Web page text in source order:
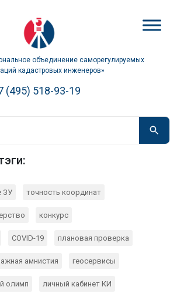
объединение саморегулируемых
кадастровых инженеров»
(495) 518-93-19
ЗУ точность координат
конкурс
COVID-19 плановая проверка
амнистия геосервисы
олимп личный кабинет КИ